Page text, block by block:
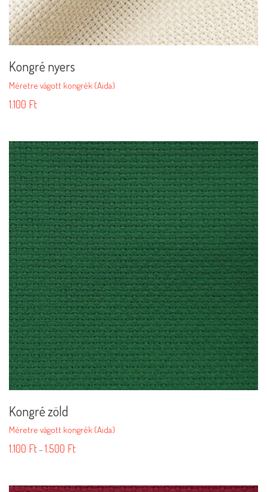
Kongré nyers
Méretre vágott kongrék (Aida)
1.100 Ft
Kongré zöld
Méretre vágott kongrék (Aida)
1.100 Ft– 1.500 Ft